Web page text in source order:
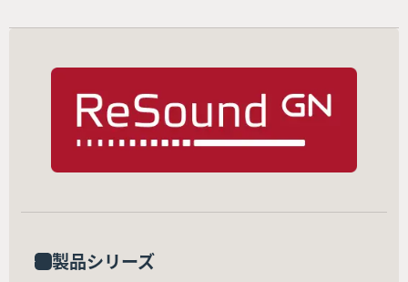
製品シリーズ